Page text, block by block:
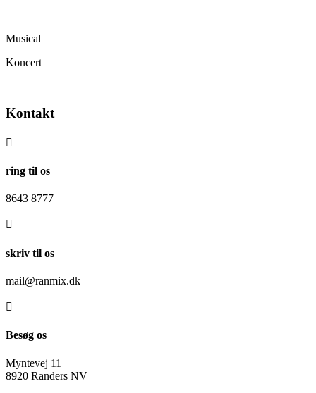
Musical
Koncert
Kontakt

ring til os
8643 8777

skriv til os
mail@ranmix.dk

Besøg os
Myntevej 11
8920 Randers NV